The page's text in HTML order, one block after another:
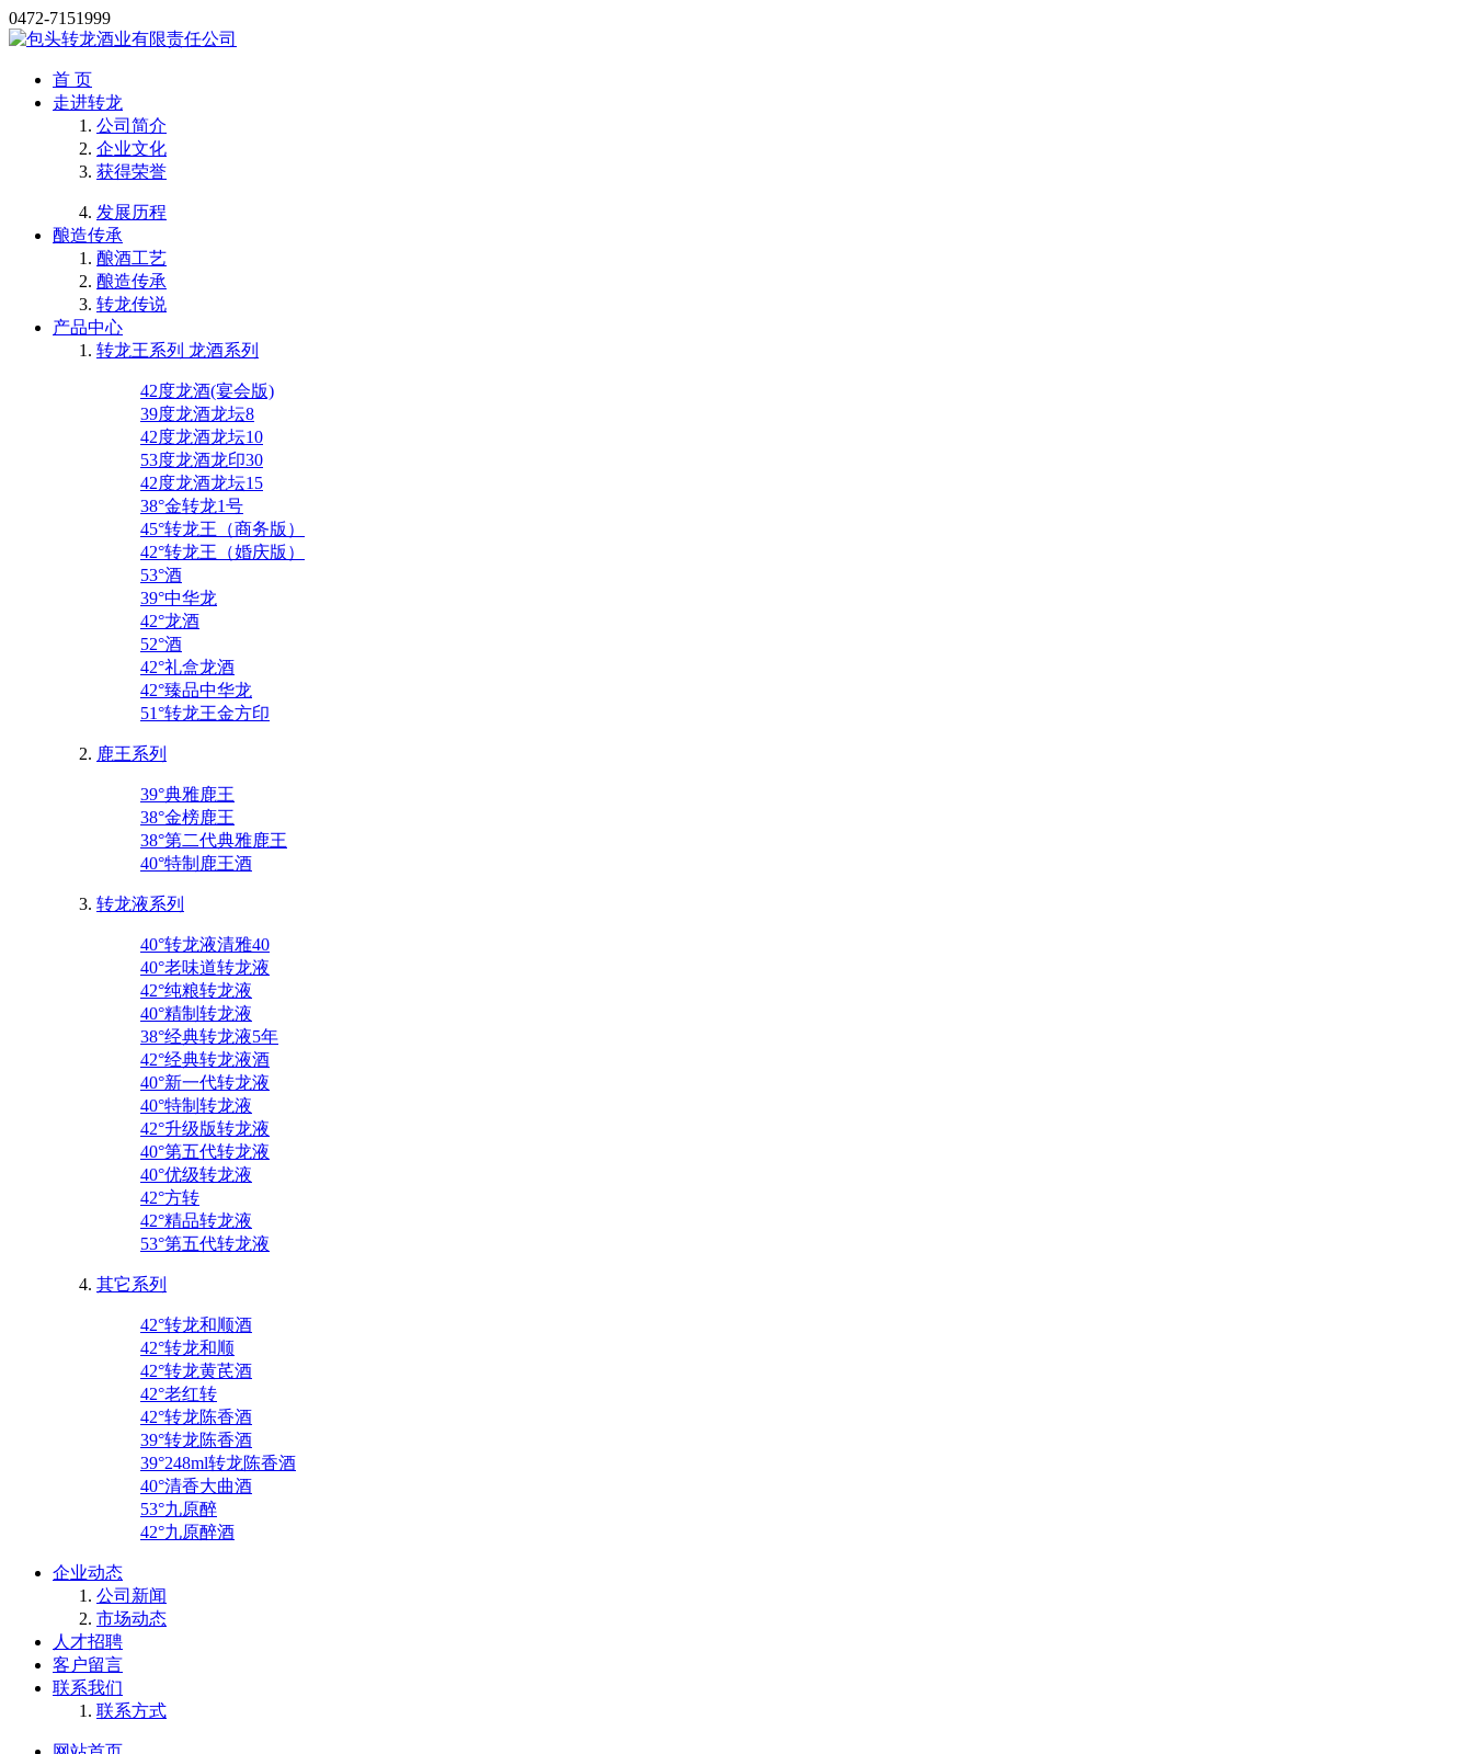
0472-7151999
首 页
走进转龙
公司简介
企业文化
获得荣誉
发展历程
酿造传承
酿酒工艺
酿造传承
转龙传说
产品中心
转龙王系列 龙酒系列
42度龙酒(宴会版)
39度龙酒龙坛8
42度龙酒龙坛10
53度龙酒龙印30
42度龙酒龙坛15
38°金转龙1号
45°转龙王（商务版）
42°转龙王（婚庆版）
53°酒
39°中华龙
42°龙酒
52°酒
42°礼盒龙酒
42°臻品中华龙
51°转龙王金方印
鹿王系列
39°典雅鹿王
38°金榜鹿王
38°第二代典雅鹿王
40°特制鹿王酒
转龙液系列
40°转龙液清雅40
40°老味道转龙液
42°纯粮转龙液
40°精制转龙液
38°经典转龙液5年
42°经典转龙液酒
40°新一代转龙液
40°特制转龙液
42°升级版转龙液
40°第五代转龙液
40°优级转龙液
42°方转
42°精品转龙液
53°第五代转龙液
其它系列
42°转龙和顺酒
42°转龙和顺
42°转龙黄芪酒
42°老红转
42°转龙陈香酒
39°转龙陈香酒
39°248ml转龙陈香酒
40°清香大曲酒
53°九原醉
42°九原醉酒
企业动态
公司新闻
市场动态
人才招聘
客户留言
联系我们
联系方式